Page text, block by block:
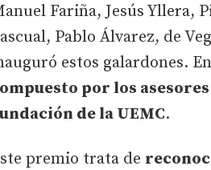
Fariña, Jesús Yllera,
Pablo Álvarez, de
estos galardones.
por los
de la UEMC.
premio trata de